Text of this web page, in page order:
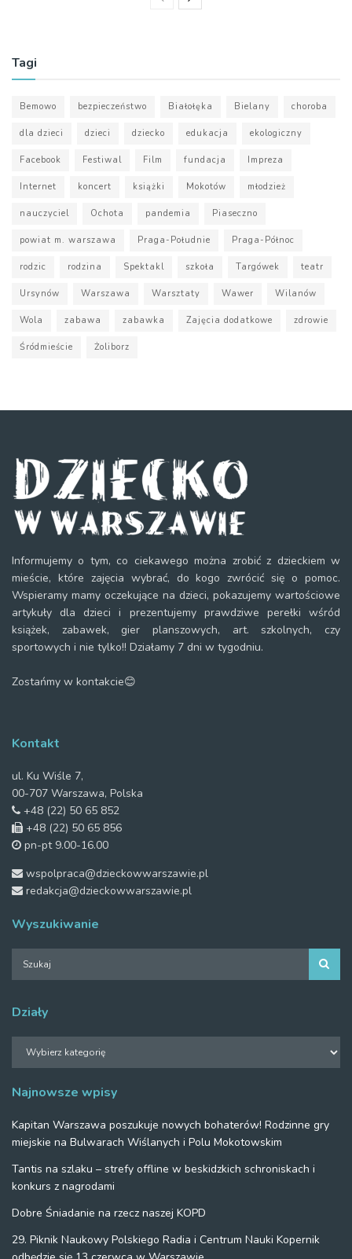
Tagi
Bemowo bezpieczeństwo Białołęka Bielany choroba
dla dzieci dzieci dziecko edukacja ekologiczny
Facebook Festiwal Film fundacja Impreza
Internet koncert książki Mokotów młodzież
nauczyciel Ochota pandemia Piaseczno
powiat m. warszawa Praga-Południe Praga-Północ
rodzic rodzina Spektakl szkoła Targówek teatr
Ursynów Warszawa Warsztaty Wawer Wilanów
Wola zabawa zabawka Zajęcia dodatkowe zdrowie
Śródmieście Żoliborz
Informujemy o tym, co ciekawego można zrobić z dzieckiem w
mieście, które zajęcia wybrać, do kogo zwrócić się o pomoc.
Wspieramy mamy oczekujące na dzieci, pokazujemy wartościowe
artykuły dla dzieci i prezentujemy prawdziwe perełki wśród
książek, zabawek, gier planszowych, art. szkolnych, czy
sportowych i nie tylko!! Działamy 7 dni w tygodniu.
Zostańmy w kontakcie😊
Kontakt
ul. Ku Wiśle 7,
00-707 Warszawa, Polska
+48 (22) 50 65 852
+48 (22) 50 65 856
pn-pt 9.00-16.00
wspolpraca@dzieckowwarszawie.pl
redakcja@dzieckowwarszawie.pl
Wyszukiwanie
Działy
Najnowsze wpisy
Kapitan Warszawa poszukuje nowych bohaterów! Rodzinne gry
miejskie na Bulwarach Wiślanych i Polu Mokotowskim
Tantis na szlaku – strefy offline w beskidzkich schroniskach i
konkurs z nagrodami
Dobre Śniadanie na rzecz naszej KOPD
29. Piknik Naukowy Polskiego Radia i Centrum Nauki Kopernik